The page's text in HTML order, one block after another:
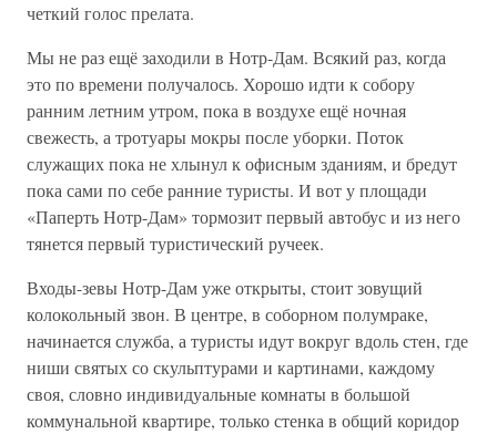
четкий голос прелата.
Мы не раз ещё заходили в Нотр-Дам. Всякий раз, когда
это по времени получалось. Хорошо идти к собору
ранним летним утром, пока в воздухе ещё ночная
свежесть, а тротуары мокры после уборки. Поток
служащих пока не хлынул к офисным зданиям, и бредут
пока сами по себе ранние туристы. И вот у площади
«Паперть Нотр-Дам» тормозит первый автобус и из него
тянется первый туристический ручеек.
Входы-зевы Нотр-Дам уже открыты, стоит зовущий
колокольный звон. В центре, в соборном полумраке,
начинается служба, а туристы идут вокруг вдоль стен, где
ниши святых со скульптурами и картинами, каждому
своя, словно индивидуальные комнаты в большой
коммунальной квартире, только стенка в общий коридор